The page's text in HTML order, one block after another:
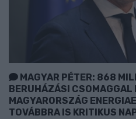
MAGYAR PÉTER: 868
BERUHÁZÁSI CSOMAGGAL
MAGYARORSZÁG
TOVÁBBRA IS KRITIKUS